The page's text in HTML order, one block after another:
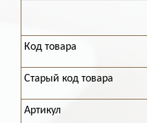
Код товара
Старый код товара
Артикул